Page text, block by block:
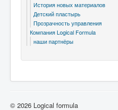
История новых материалов
Детский пластырь
Прозрачность управления
Компания Logical Formula
наши партнёры
© 2026 Logical formula